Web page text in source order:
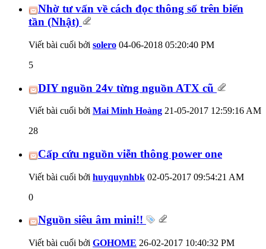
Nhờ tư vấn về cách đọc thông số trên biến
tần (Nhật)
Viết bài cuối bởi solero 04-06-2018 05:20:40 PM
5
DIY nguồn 24v từng nguồn ATX cũ
Viết bài cuối bởi Mai Minh Hoàng 21-05-2017 12:59:16 AM
28
Cấp cứu nguồn viễn thông power one
Viết bài cuối bởi huyquynhbk 02-05-2017 09:54:21 AM
0
Nguồn siêu âm mini!!
Viết bài cuối bởi GOHOME 26-02-2017 10:40:32 PM